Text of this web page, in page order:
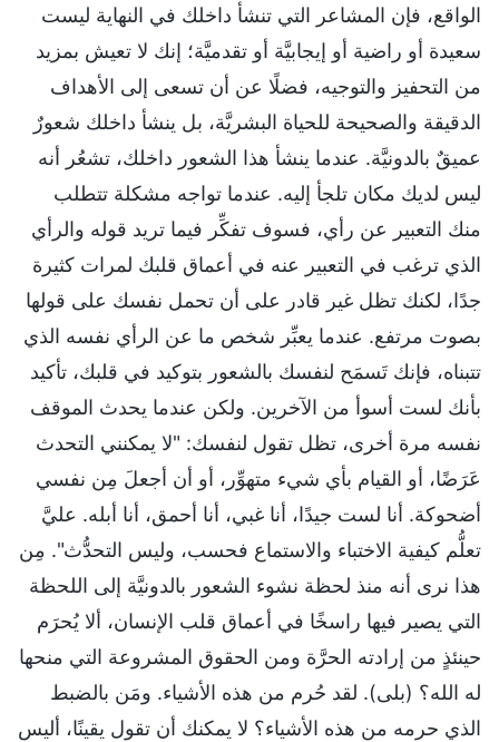
الواقع، فإن المشاعر التي تنشأ داخلك في النهاية ليست
سعيدة أو راضية أو إيجابيَّة أو تقدميَّة؛ إنك لا تعيش بمزيد
من التحفيز والتوجيه، فضلًا عن أن تسعى إلى الأهداف
الدقيقة والصحيحة للحياة البشريَّة، بل ينشأ داخلك شعورٌ
عميقٌ بالدونيَّة. عندما ينشأ هذا الشعور داخلك، تشعُر أنه
ليس لديك مكان تلجأ إليه. عندما تواجه مشكلة تتطلب
منك التعبير عن رأي، فسوف تفكِّر فيما تريد قوله والرأي
الذي ترغب في التعبير عنه في أعماق قلبك لمرات كثيرة
جدًا، لكنك تظل غير قادر على أن تحمل نفسك على قولها
بصوت مرتفع. عندما يعبِّر شخص ما عن الرأي نفسه الذي
تتبناه، فإنك تَسمَح لنفسك بالشعور بتوكيد في قلبك، تأكيد
بأنك لست أسوأ من الآخرين. ولكن عندما يحدث الموقف
نفسه مرة أخرى، تظل تقول لنفسك: "لا يمكنني التحدث
عَرَضًا، أو القيام بأي شيء متهوِّر، أو أن أجعلَ مِن نفسي
أضحوكة. أنا لست جيدًا، أنا غبي، أنا أحمق، أنا أبله. عليَّ
تعلُّم كيفية الاختباء والاستماع فحسب، وليس التحدُّث". مِن
هذا نرى أنه منذ لحظة نشوء الشعور بالدونيَّة إلى اللحظة
التي يصير فيها راسخًا في أعماق قلب الإنسان، ألا يُحرَم
حينئذٍ من إرادته الحرَّة ومن الحقوق المشروعة التي منحها
له الله؟ (بلى). لقد حُرم من هذه الأشياء. ومَن بالضبط
الذي حرمه من هذه الأشياء؟ لا يمكنك أن تقول يقينًا، أليس